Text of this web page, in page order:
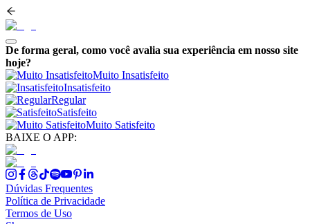
De forma geral, como você avalia sua experiência em nosso site
hoje?
Muito Insatisfeito
Insatisfeito
Regular
Satisfeito
Muito Satisfeito
BAIXE O APP:
Dúvidas Frequentes
Política de Privacidade
Termos de Uso